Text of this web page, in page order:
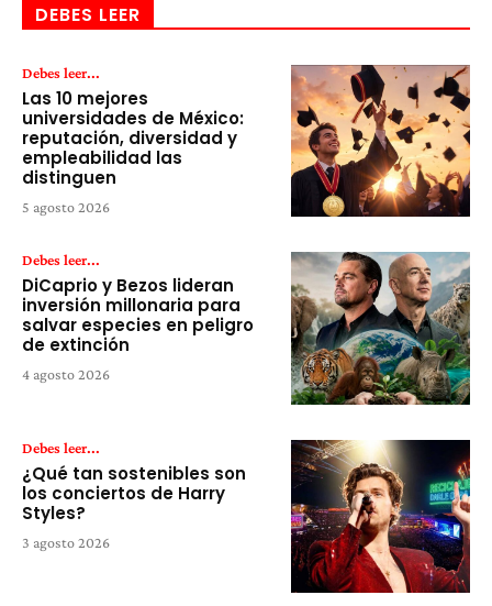
DEBES LEER
Debes leer...
Las 10 mejores
universidades de México:
reputación, diversidad y
empleabilidad las
distinguen
5 agosto 2026
Debes leer...
DiCaprio y Bezos lideran
inversión millonaria para
salvar especies en peligro
de extinción
4 agosto 2026
Debes leer...
¿Qué tan sostenibles son
los conciertos de Harry
Styles?
3 agosto 2026